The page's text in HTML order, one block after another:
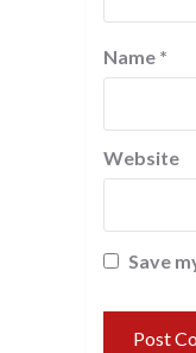
Name *
Website
Save